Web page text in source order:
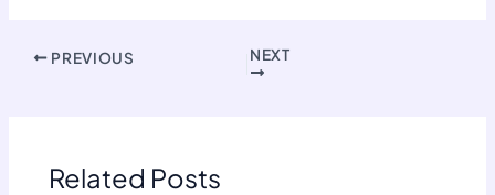
PREVIOUS NEXT
Related Posts